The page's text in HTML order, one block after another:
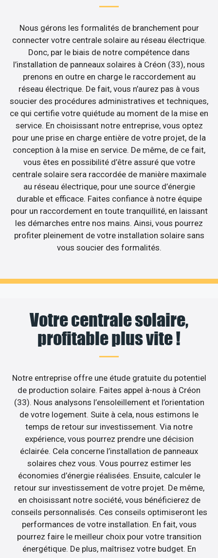
Nous gérons les formalités de branchement pour
connecter votre centrale solaire au réseau électrique.
Donc, par le biais de notre compétence dans
l’installation de panneaux solaires à Créon (33), nous
prenons en outre en charge le raccordement au
réseau électrique. De fait, vous n’aurez pas à vous
soucier des procédures administratives et techniques,
ce qui certifie votre quiétude au moment de la mise en
service. En choisissant notre entreprise, vous optez
pour une prise en charge entière de votre projet, de la
conception à la mise en service. De même, de ce fait,
vous êtes en possibilité d’être assuré que votre
centrale solaire sera raccordée de manière maximale
au réseau électrique, pour une source d’énergie
durable et efficace. Faites confiance à notre équipe
pour un raccordement en toute tranquillité, en laissant
les démarches entre nos mains. Ainsi, vous pourrez
profiter pleinement de votre installation solaire sans
vous soucier des formalités.
Votre centrale solaire,
profitable plus vite !
Notre entreprise offre une étude gratuite du potentiel
de production solaire. Faites appel à-nous à Créon
(33). Nous analysons l’ensoleillement et l’orientation
de votre logement. Suite à cela, nous estimons le
temps de retour sur investissement. Via notre
expérience, vous pourrez prendre une décision
éclairée. Cela concerne l’installation de panneaux
solaires chez vous. Vous pourrez estimer les
économies d’énergie réalisées. Ensuite, calculer le
retour sur investissement de votre projet. De même,
en choisissant notre société, vous bénéficierez de
conseils personnalisés. Ces conseils optimiseront les
performances de votre installation. En fait, vous
pourrez faire le meilleur choix pour votre transition
énergétique. De plus, maîtrisez votre budget. En